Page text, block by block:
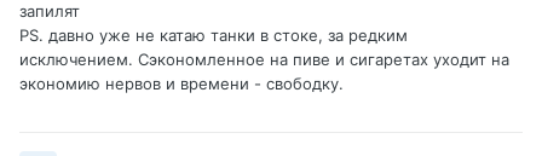
запилят
PS. давно уже не катаю танки в стоке, за редким
исключением. Сэкономленное на пиве и сигаретах уходит на
экономию нервов и времени - свободку.